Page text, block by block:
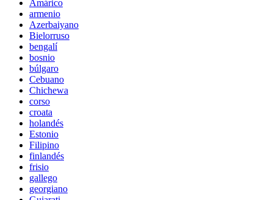
Amárico
armenio
Azerbaiyano
Bielorruso
bengalí
bosnio
búlgaro
Cebuano
Chichewa
corso
croata
holandés
Estonio
Filipino
finlandés
frisio
gallego
georgiano